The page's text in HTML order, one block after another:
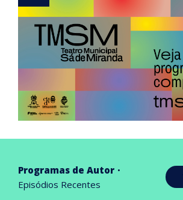
Programas de Autor
Episódios Recentes